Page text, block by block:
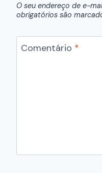
O seu endereço de e-
obrigatórios são
Comentário *